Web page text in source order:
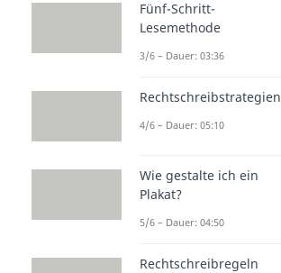
Fünf-Schritt-
Lesemethode
3/6 – Dauer: 03:36
Rechtschreibstrategien
4/6 – Dauer: 05:10
Wie gestalte ich ein
Plakat?
5/6 – Dauer: 04:50
Rechtschreibregeln